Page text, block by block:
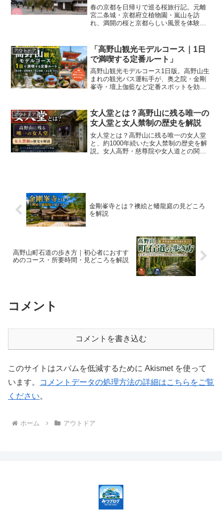
春の京都を日帰りで巡る桜旅行記。元離
宮二条城・京都府立植物園・嵐山を訪
れ、満開の桜と京都らしい風景を体験。
アウトドア
「高野山観光モデルコース｜1日
で満喫する定番ルート」
高野山観光モデルコース1日版。高野山生
まれの観光バス運転手が、奥之院・金剛
峯寺・壇上伽藍など定番スポットを効率
アウトドア
女人堂とは？高野山に残る唯一の
女人堂と女人禁制の歴史を解説
女人堂とは？高野山に残る唯一の女人堂
と、約1000年続いた女人禁制の歴史を解
説。女人高野・慈尊院や女人道との関係
金剛峯寺とは？襖絵と蟠龍庭の見どころ
を解説
高野山町石道の歩き方｜初心者におすす
めのコース・所要時間・見どころを解説
コメント
コメントを書き込む
このサイトはスパムを低減するために Akismet を使って
います。
コメントデータの処理方法の詳細はこちらをご覧
ください。
ホーム アウトドア